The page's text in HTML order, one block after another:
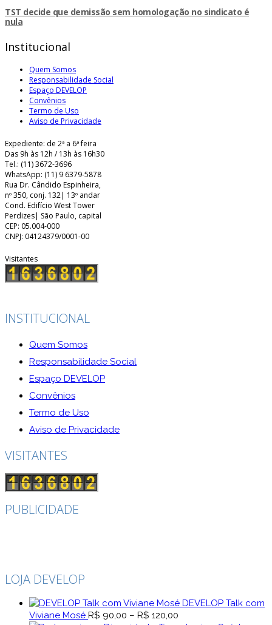
TST decide que demissão sem homologação no sindicato é
nula
Institucional
Quem Somos
Responsabilidade Social
Espaço DEVELOP
Convênios
Termo de Uso
Aviso de Privacidade
Expediente: de 2ª a 6ª feira
Das 9h às 12h / 13h às 16h30
Tel.: (11) 3672-3696
WhatsApp: (11) 9 6379-5878
Rua Dr. Cândido Espinheira,
nº 350, conj. 132| 13º andar
Cond. Edifício West Tower
Perdizes| São Paulo, capital
CEP: 05.004-000
CNPJ: 04124379/0001-00
Visitantes
INSTITUCIONAL
Quem Somos
Responsabilidade Social
Espaço DEVELOP
Convênios
Termo de Uso
Aviso de Privacidade
VISITANTES
PUBLICIDADE
LOJA DEVELOP
DEVELOP Talk com
Viviane Mosé R$ 90,00 – R$ 120,00